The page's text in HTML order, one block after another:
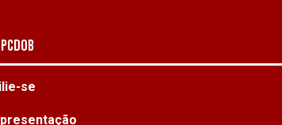
se